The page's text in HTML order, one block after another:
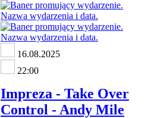
16.08.2025
22:00
Impreza - Take Over
Control - Andy Mile